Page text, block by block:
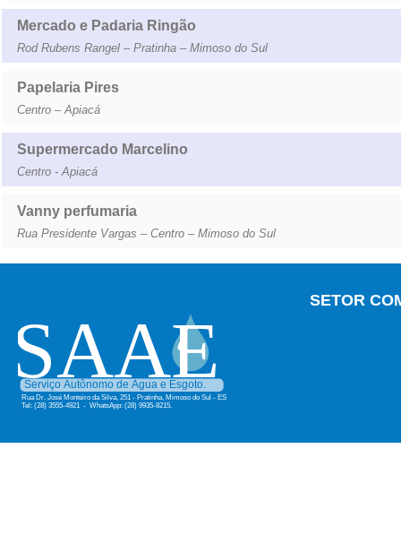
Mercado e Padaria Ringão
Rod Rubens Rangel – Pratinha – Mimoso do Sul
Papelaria Pires
Centro – Apiacá
Supermercado Marcelino
Centro - Apiacá
Vanny perfumaria
Rua Presidente Vargas – Centro – Mimoso do Sul
SETOR